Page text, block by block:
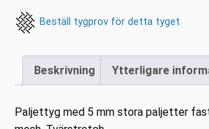
Beställ tygprov för detta tyget
Beskrivning Ytterligare
Paljettyg med 5 mm stora paljetter